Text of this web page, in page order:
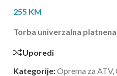
255 KM
Torba univerzalna
Uporedi
Kategorije:Oprema za ATV,